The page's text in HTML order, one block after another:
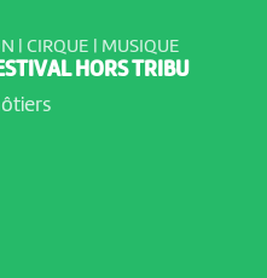
| CIRQUE | MUSIQUE
HORS TRIBU